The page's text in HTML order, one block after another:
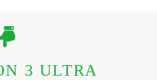
3 ULTRA